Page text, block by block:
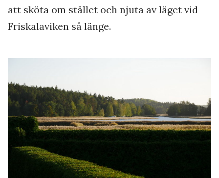
att sköta om stället och njuta av läget vid
Friskalaviken så länge.